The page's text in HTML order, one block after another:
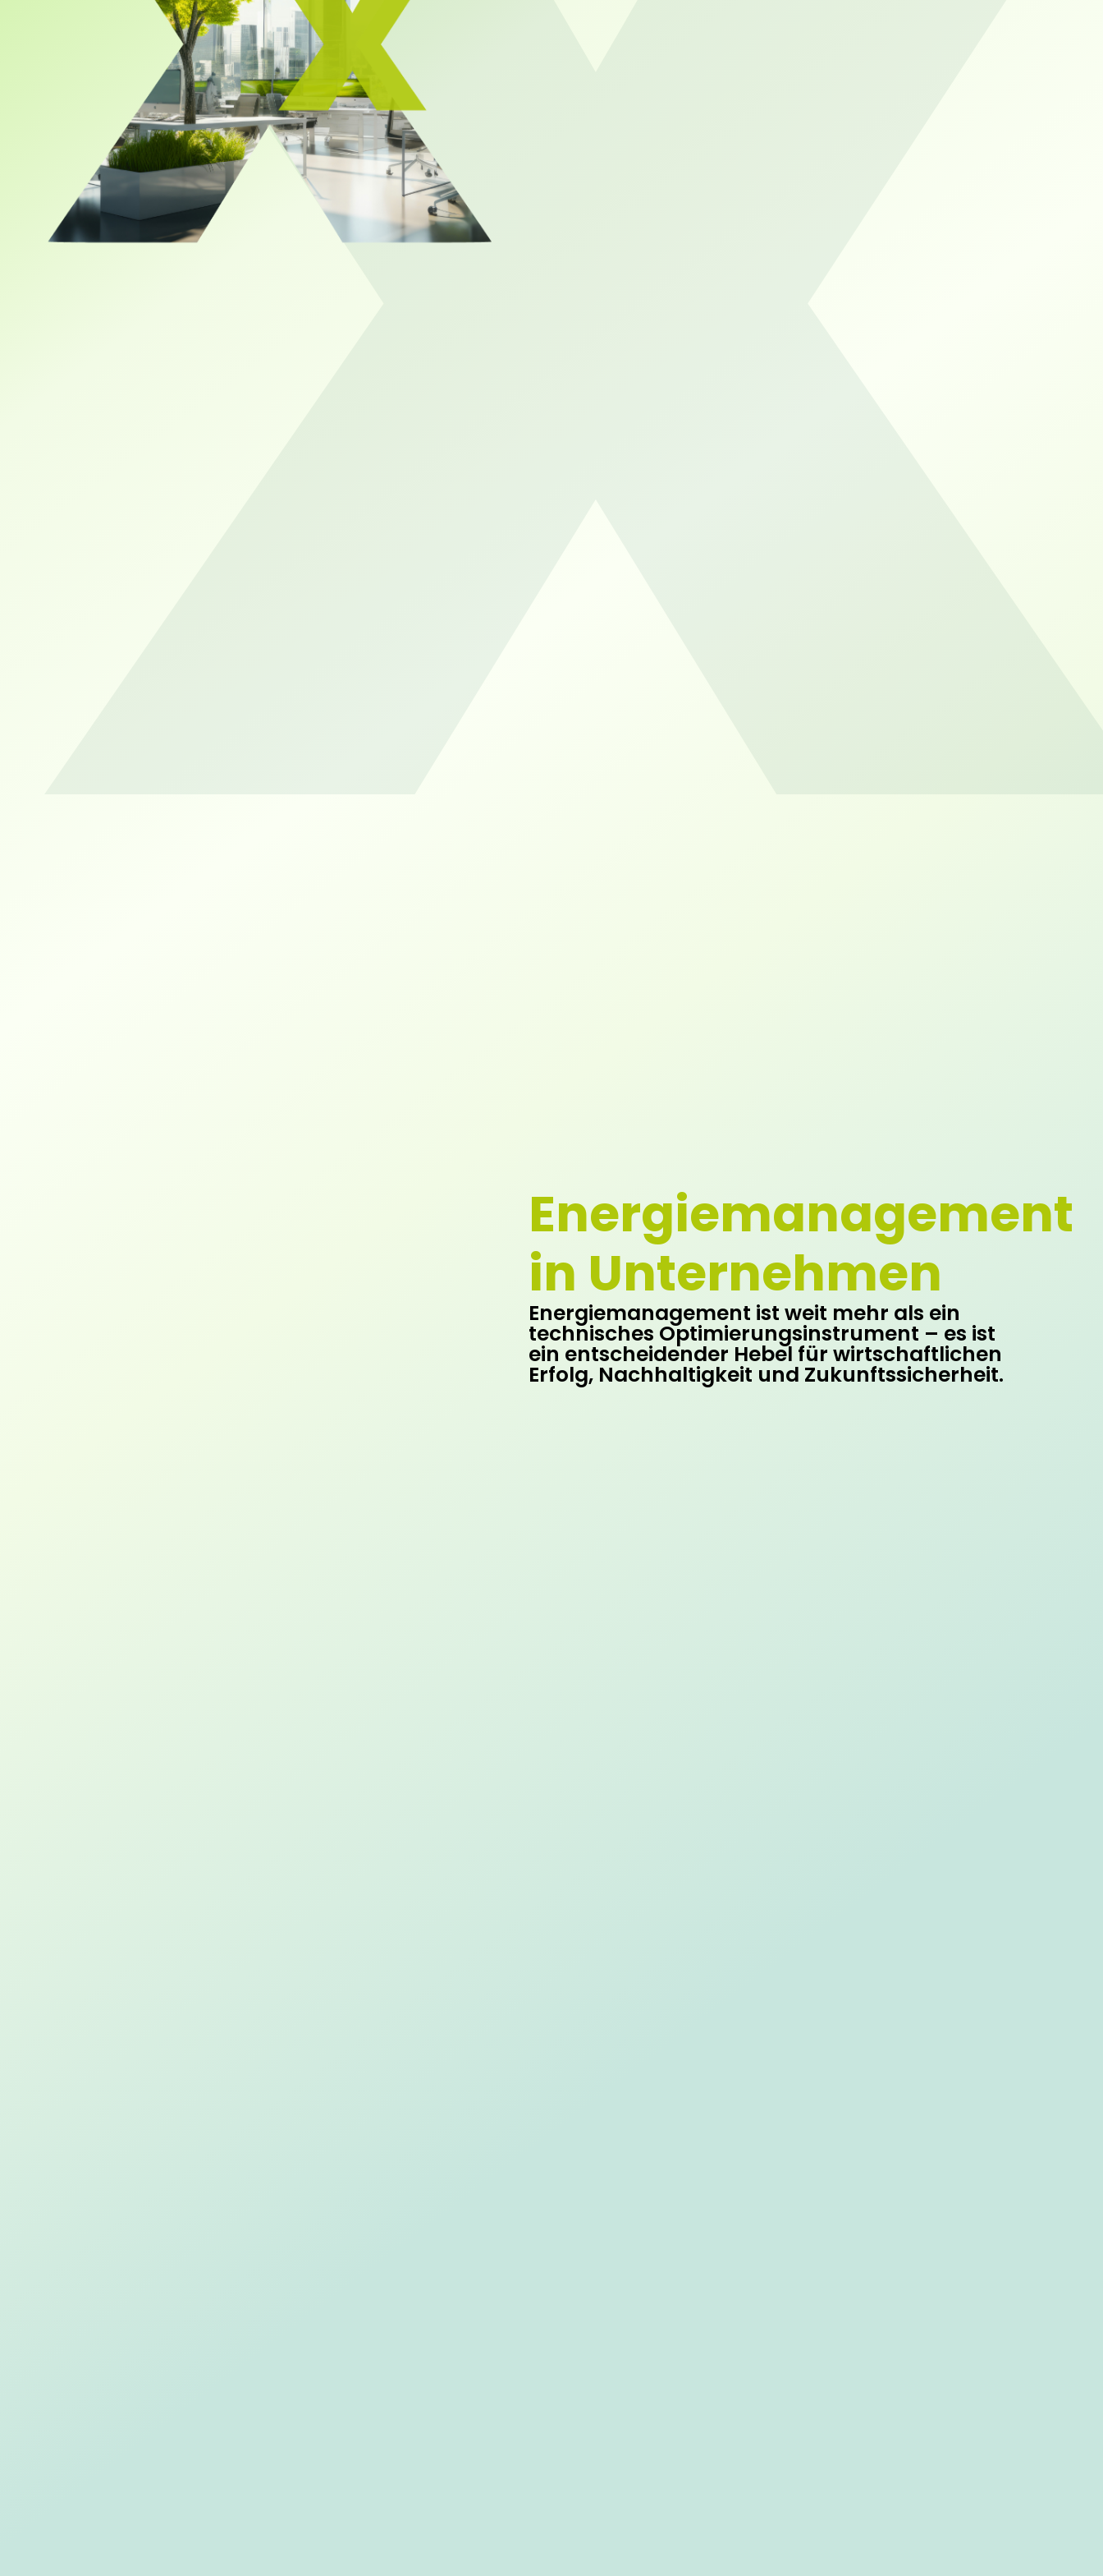
Energiemanagement
in Unternehmen
Energiemanagement ist weit mehr als ein
technisches Optimierungsinstrument – es ist
ein entscheidender Hebel für wirtschaftlichen
Erfolg, Nachhaltigkeit und Zukunftssicherheit.